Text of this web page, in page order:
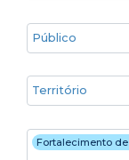
Público
Territórios
Estratégia de
Fortalecimento de